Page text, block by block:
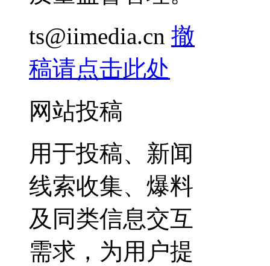
ts@iimedia.cn 撤
稿请点击此处
网站投稿
用于投稿、新闻
线索收集、爆料
及同类信息交互
需求，为用户提